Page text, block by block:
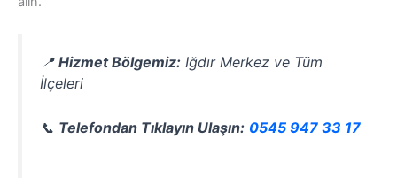
📍 Hizmet Bölgemiz: Iğdır Merkez ve Tüm
İlçeleri
📞 Telefondan Tıklayın Ulaşın: 0545 947 33 17